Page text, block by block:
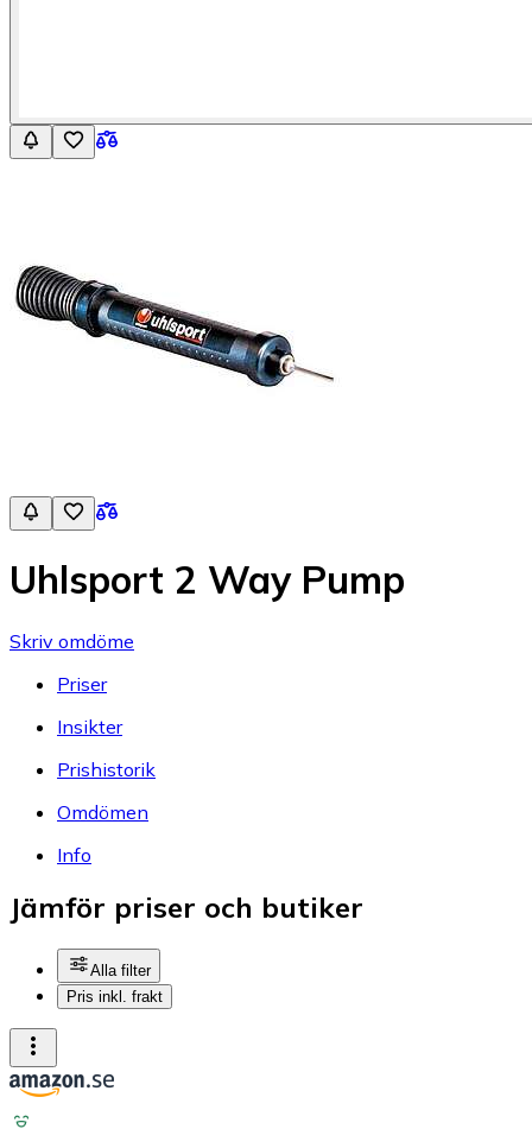
Uhlsport 2 Way Pump
Skriv omdöme
Priser
Insikter
Prishistorik
Omdömen
Info
Jämför priser och butiker
Alla filter
Pris inkl. frakt